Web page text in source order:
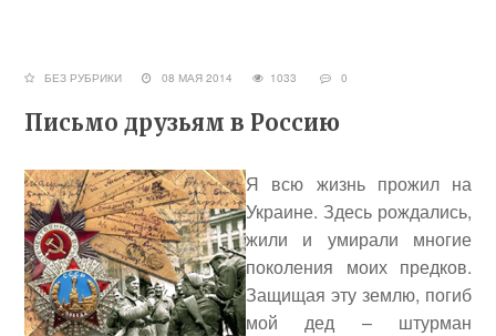
БЕЗ РУБРИКИ 08 МАЯ 2014 1033 0
Письмо друзьям в Россию
Я всю жизнь прожил на
Украине. Здесь рождались,
жили и умирали многие
поколения моих предков.
Защищая эту землю, погиб
мой дед – штурман